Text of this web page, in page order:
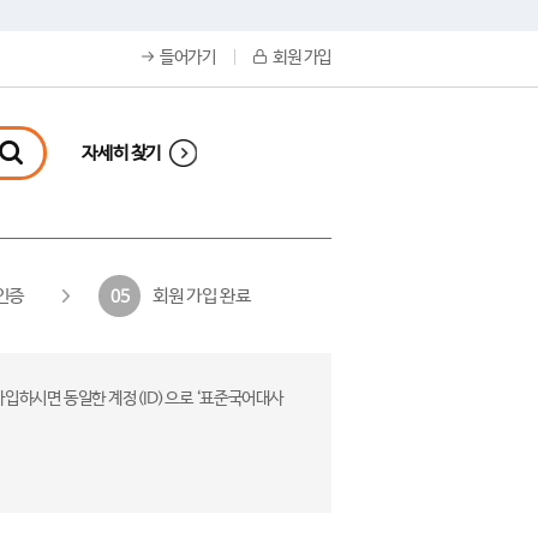
들어가기 회원 가입
자세히 찾기
증 05 회원 가입 완료
하시면 동일한 계정(ID)으로 ‘표준국어대사